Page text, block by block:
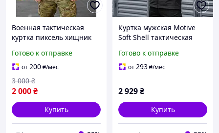
Военная тактическая
куртка пиксель хищник
Армейская
непромокаемая куртка
пиксель о nikiwe
Готово к отправке
от200₴/мес
2 000₴
3 000 ₴
Купить
Куртка мужская Motive
Soft Shell тактическая
с капюшоном черная
Готово к отправке
от293₴/мес
2 929₴
Купить